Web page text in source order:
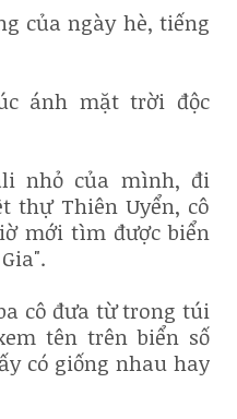
của ngày hè, tiếng
ánh mặt trời độc
nhỏ của mình, đi
thự Thiên Uyển, cô
mới tìm được biển
cô đưa từ trong túi
tên trên biển số
có giống nhau hay